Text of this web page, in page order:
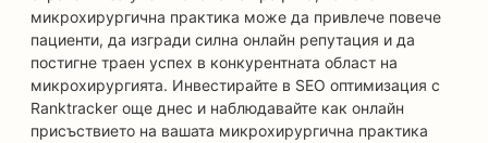
микрохирургична практика може да привлече повече
пациенти, да изгради силна онлайн репутация и да
постигне траен успех в конкурентната област на
микрохирургията. Инвестирайте в SEO оптимизация с
Ranktracker още днес и наблюдавайте как онлайн
присъствието на вашата микрохирургична практика